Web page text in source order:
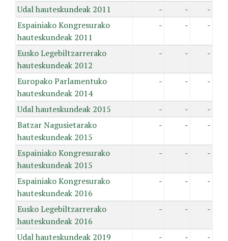
Udal hauteskundeak 2011 - -
-
Espainiako Kongresurako
hauteskundeak 2011
- - -
Eusko Legebiltzarrerako
hauteskundeak 2012
- - -
Europako Parlamentuko
hauteskundeak 2014
- - -
Udal hauteskundeak 2015 - -
-
Batzar Nagusietarako
hauteskundeak 2015
- - -
Espainiako Kongresurako
hauteskundeak 2015
- - -
Espainiako Kongresurako
hauteskundeak 2016
- - -
Eusko Legebiltzarrerako
hauteskundeak 2016
- - -
Udal hauteskundeak 2019 - -
-